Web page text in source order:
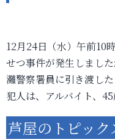
12月24日（水）午前10
せつ事件が発生しまし
灘警察署員に引き渡した
犯人は、アルバイト、45
芦屋のトピック